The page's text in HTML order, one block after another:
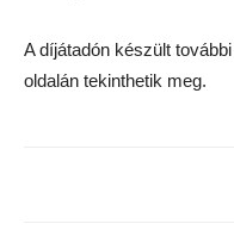
A díjátadón készült
oldalán tekinthetik meg.